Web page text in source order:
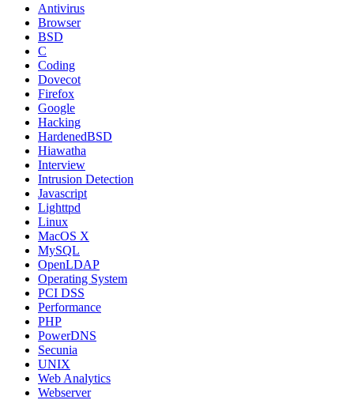
Antivirus
Browser
BSD
C
Coding
Dovecot
Firefox
Google
Hacking
HardenedBSD
Hiawatha
Interview
Intrusion Detection
Javascript
Lighttpd
Linux
MacOS X
MySQL
OpenLDAP
Operating System
PCI DSS
Performance
PHP
PowerDNS
Secunia
UNIX
Web Analytics
Webserver